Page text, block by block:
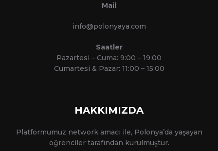
Mail
info@polonyaya.com
Saatler
Pazartesi – Cuma: 9:00 – 19:00
Cumartesi & Pazar: 11:00 – 15:00
HAKKIMIZDA
Platformumuz network amacı ile, Polonya’da yaşayan
öğrenciler tarafından kurulmuştur.